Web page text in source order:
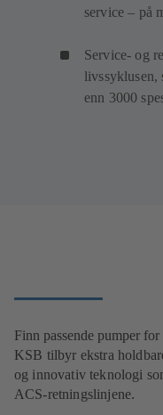
service – på
Service- og
livssyklusen,
enn 3000
Finn passende pumper
KSB tilbyr ekstra
og innovativ teknologi
ACS-retningslinjene.